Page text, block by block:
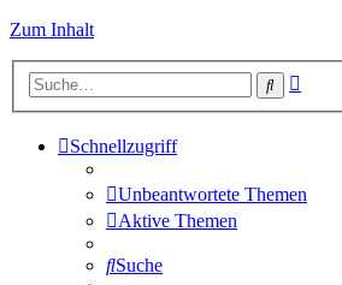
Zum Inhalt
Suche
Schnellzugriff
Unbeantwortete Themen
Aktive Themen
Suche